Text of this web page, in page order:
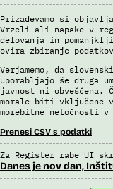
Prizadevamo si
Vrzeli ali napake v
delovanja in
ovira zbiranje
Verjamemo, da
uporabljajo še druga
javnost ni
morale biti vključene
morebitne netočnosti
Prenesi CSV s podatki
Za Register rabe UI
Danes je nov dan,